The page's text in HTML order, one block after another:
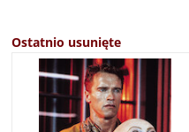
Ostatnio usunięte